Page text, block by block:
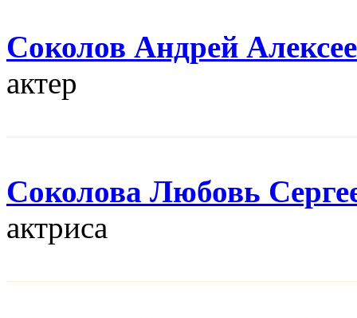
Соколов Андрей
актер
Соколова Любовь
актриса